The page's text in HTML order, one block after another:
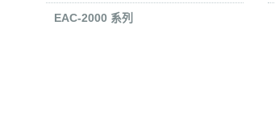
EAC-2000 系列